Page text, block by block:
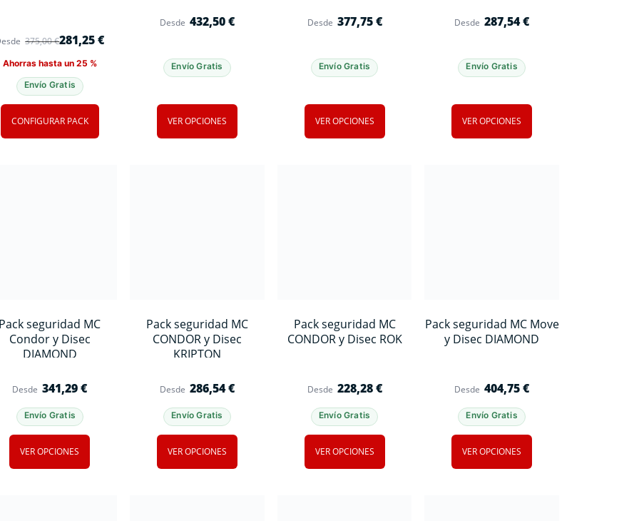
375,00€281,25€
Ahorras hasta un 25 %
Envío Gratis
CONFIGURAR PACK
Desde 432,50€
Envío Gratis
VER OPCIONES
Desde 377,75€
Envío Gratis
VER OPCIONES
Desde 287,54€
Envío Gratis
VER OPCIONES
seguridad MC
Condor y Disec
DIAMOND
Desde 341,29€
Envío Gratis
VER OPCIONES
Pack seguridad MC
CONDOR y Disec
KRIPTON
Desde 286,54€
Envío Gratis
VER OPCIONES
Pack seguridad MC
CONDOR y Disec ROK
Desde 228,28€
Envío Gratis
VER OPCIONES
Pack seguridad MC Move
y Disec DIAMOND
Desde 404,75€
Envío Gratis
VER OPCIONES